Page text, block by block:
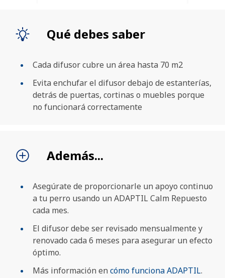
Qué debes saber
Cada difusor cubre un área hasta 70 m2
Evita enchufar el difusor debajo de estanterías,
detrás de puertas, cortinas o muebles porque
no funcionará correctamente
Además...
Asegúrate de proporcionarle un apoyo continuo
a tu perro usando un ADAPTIL Calm Repuesto
cada mes.
El difusor debe ser revisado mensualmente y
renovado cada 6 meses para asegurar un efecto
óptimo.
Más información en cómo funciona ADAPTIL.